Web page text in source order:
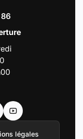
(Lien
: Instagram (Lien
compte : Linkedin
au compte :
Accéder au compte :
légales